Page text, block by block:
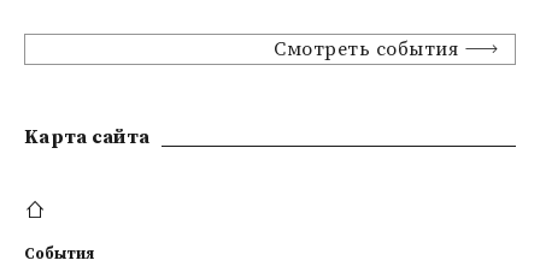
Смотреть события
Kарта сайта
События